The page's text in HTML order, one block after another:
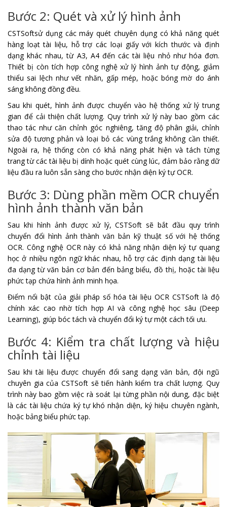
Bước 2: Quét và xử lý hình ảnh
CSTSoftsử dụng các máy quét chuyên dụng có khả năng quét
hàng loạt tài liệu, hỗ trợ các loại giấy với kích thước và định
dạng khác nhau, từ A3, A4 đến các tài liệu nhỏ như hóa đơn.
Thiết bị còn tích hợp công nghệ xử lý hình ảnh tự động, giảm
thiểu sai lệch như vết nhăn, gấp mép, hoặc bóng mờ do ánh
sáng không đồng đều.
Sau khi quét, hình ảnh được chuyển vào hệ thống xử lý trung
gian để cải thiện chất lượng. Quy trình xử lý này bao gồm các
thao tác như căn chỉnh góc nghiêng, tăng độ phân giải, chỉnh
sửa độ tương phản và loại bỏ các vùng trắng không cần thiết.
Ngoài ra, hệ thống còn có khả năng phát hiện và tách từng
trang từ các tài liệu bị dính hoặc quét cùng lúc, đảm bảo rằng dữ
liệu đầu ra luôn sẵn sàng cho bước nhận diện ký tự OCR.
Bước 3: Dùng phần mềm OCR chuyển
hình ảnh thành văn bản
Sau khi hình ảnh được xử lý, CSTSoft sẽ bắt đầu quy trình
chuyển đổi hình ảnh thành văn bản kỹ thuật số với hệ thống
OCR. Công nghệ OCR này có khả năng nhận diện ký tự quang
học ở nhiều ngôn ngữ khác nhau, hỗ trợ các định dạng tài liệu
đa dạng từ văn bản cơ bản đến bảng biểu, đồ thị, hoặc tài liệu
phức tạp chứa hình ảnh minh họa.
Điểm nổi bật của giải pháp số hóa tài liệu OCR CSTSoft là độ
chính xác cao nhờ tích hợp AI và công nghệ học sâu (Deep
Learning), giúp bóc tách và chuyển đổi ký tự một cách tối ưu.
Bước 4: Kiểm tra chất lượng và hiệu
chỉnh tài liệu
Sau khi tài liệu được chuyển đổi sang dạng văn bản, đội ngũ
chuyên gia của CSTSoft sẽ tiến hành kiểm tra chất lượng. Quy
trình này bao gồm việc rà soát lại từng phần nội dung, đặc biệt
là các tài liệu chứa ký tự khó nhận diện, ký hiệu chuyên ngành,
hoặc bảng biểu phức tạp.